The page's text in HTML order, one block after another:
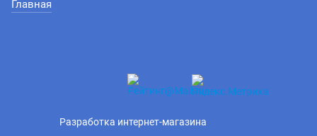
Главная
Разработка интернет-магазина